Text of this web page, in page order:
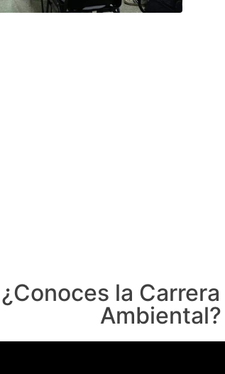
¿Conoces la
Ambiental?